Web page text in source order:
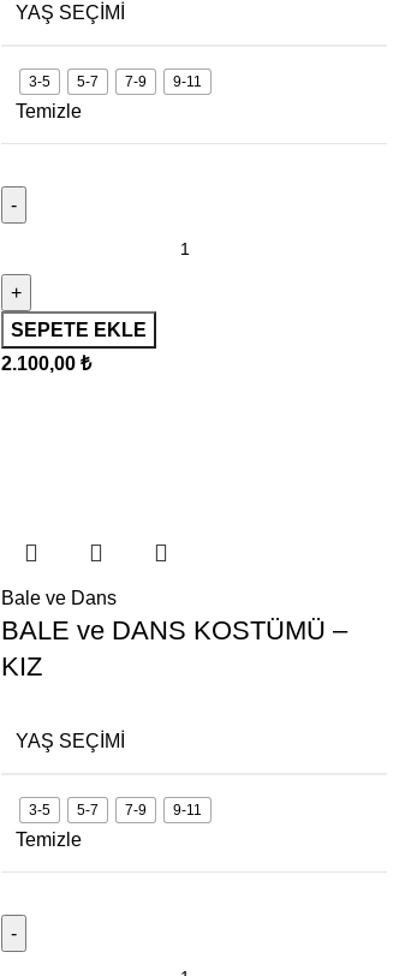
YAŞ SEÇIMI
3-5 5-7 7-9 9-11
Temizle
SEPETE EKLE
2.100,00 ₺
Bale ve Dans
BALE ve DANS KOSTÜMÜ –
KIZ
YAŞ SEÇIMI
3-5 5-7 7-9 9-11
Temizle